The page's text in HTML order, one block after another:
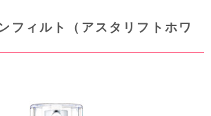
フィルト（アスタリフトホワ